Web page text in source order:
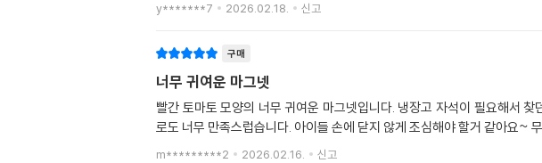
y*******7 2026.02.18. 신고
구매
너무 귀여운 마그넷
빨간 토마토 모양의 너무 귀여운 마그넷입니다. 냉장고 자석이 필요해서
로도 너무 만족스럽습니다. 아이들 손에 닫지 않게 조심해야 할거 같아요~
m*********2 2026.02.16. 신고